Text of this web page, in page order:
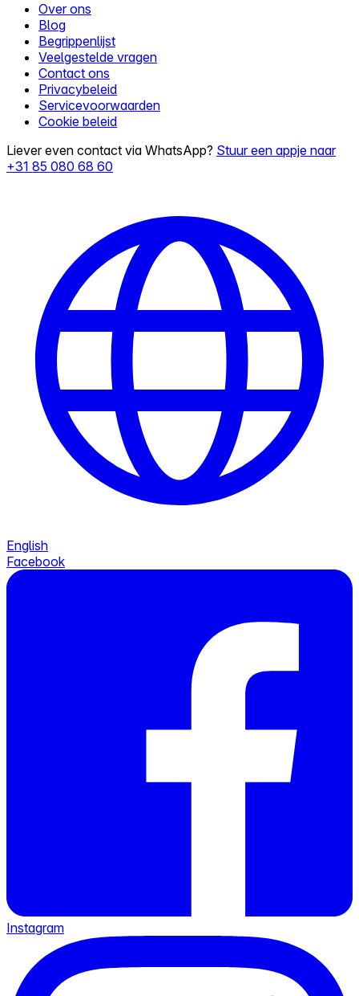
Over ons
Blog
Begrippenlijst
Veelgestelde vragen
Contact ons
Privacybeleid
Servicevoorwaarden
Cookie beleid
Liever even contact via WhatsApp? Stuur een appje naar
+31 85 080 68 60
English
Facebook
Instagram